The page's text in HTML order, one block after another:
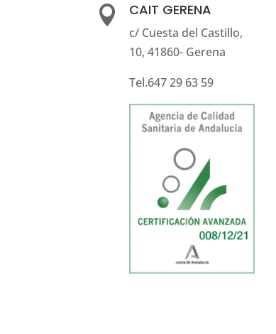
 CAIT GERENA
c/ Cuesta del Castillo,
10, 41860- Gerena
Tel.647 29 63 59